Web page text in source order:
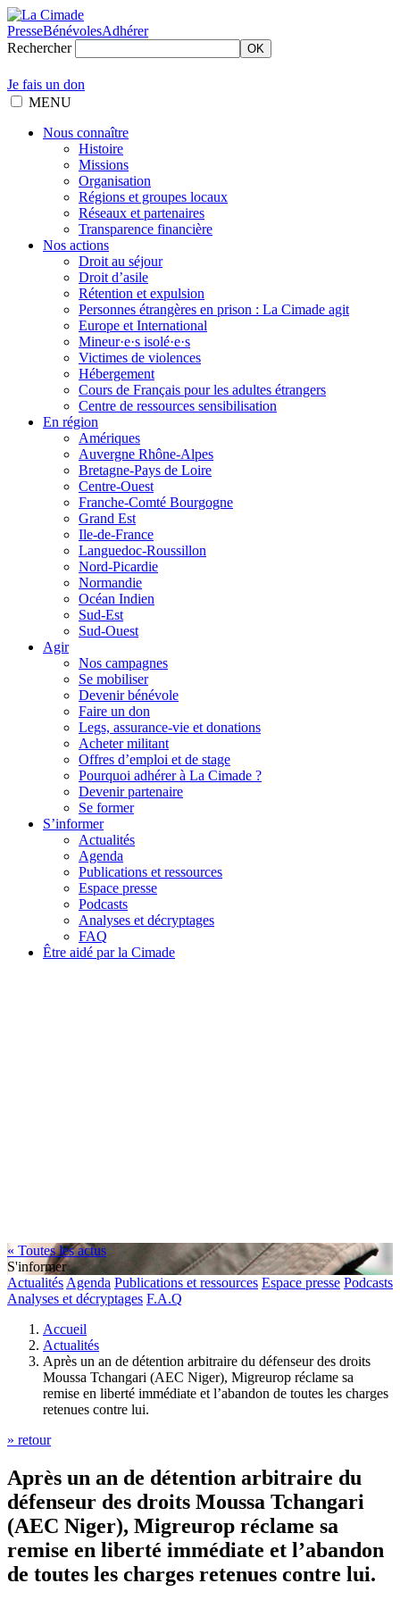
PresseBénévolesAdhérer
Rechercher
OK
Je fais un don
MENU
Nous connaître
Histoire
Missions
Organisation
Régions et groupes locaux
Réseaux et partenaires
Transparence financière
Nos actions
Droit au séjour
Droit d’asile
Rétention et expulsion
Personnes étrangères en prison : La Cimade agit
Europe et International
Mineur·e·s isolé·e·s
Victimes de violences
Hébergement
Cours de Français pour les adultes étrangers
Centre de ressources sensibilisation
En région
Amériques
Auvergne Rhône-Alpes
Bretagne-Pays de Loire
Centre-Ouest
Franche-Comté Bourgogne
Grand Est
Ile-de-France
Languedoc-Roussillon
Nord-Picardie
Normandie
Océan Indien
Sud-Est
Sud-Ouest
Agir
Nos campagnes
Se mobiliser
Devenir bénévole
Faire un don
Legs, assurance-vie et donations
Acheter militant
Offres d’emploi et de stage
Pourquoi adhérer à La Cimade ?
Devenir partenaire
Se former
S’informer
Actualités
Agenda
Publications et ressources
Espace presse
Podcasts
Analyses et décryptages
FAQ
Être aidé par la Cimade
« Toutes les actus
S'informer
Actualités Agenda Publications et ressources Espace presse Podcasts
Analyses et décryptages F.A.Q
Accueil
Actualités
Après un an de détention arbitraire du défenseur des droits
Moussa Tchangari (AEC Niger), Migreurop réclame sa
remise en liberté immédiate et l’abandon de toutes les charges
retenues contre lui.
» retour
Après un an de détention arbitraire du
défenseur des droits Moussa Tchangari
(AEC Niger), Migreurop réclame sa
remise en liberté immédiate et l’abandon
de toutes les charges retenues contre lui.